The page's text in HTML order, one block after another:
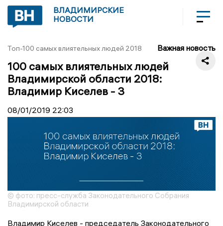
ВЛАДИМИРСКИЕ
НОВОСТИ
Топ-100 самых влиятельных людей 2018 Важная новость
100 самых влиятельных людей
Владимирской области 2018:
Владимир Киселев - 3
08/01/2019 22:03
© фото: пресс-служба Законодательного Собрания
Владимирской области
Владимир Киселев - председатель Законодательного